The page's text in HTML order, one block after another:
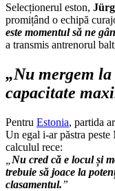
Selecționerul eston,
promițând o echipă
este momentul să ne
a transmis antrenorul
„Nu mergem
capacitate
Pentru Estonia, partida
Un egal i-ar păstra
calculul rece:
Nu cred că e locul și
trebuie să joace la
clasamentul.”